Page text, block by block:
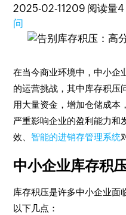
2025-02-11209 阅读量4
问
在当今商业环境中，中小企
的运营挑战，其中库存积压
用大量资金，增加仓储成本
严重影响企业的盈利能力和
效、 智能的进销存管理系统
中小企业库存积
库存积压是许多中小企业面
以下几点：